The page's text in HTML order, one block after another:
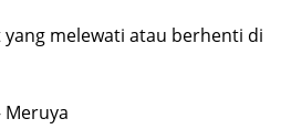
melewati atau berhenti di
Meruya